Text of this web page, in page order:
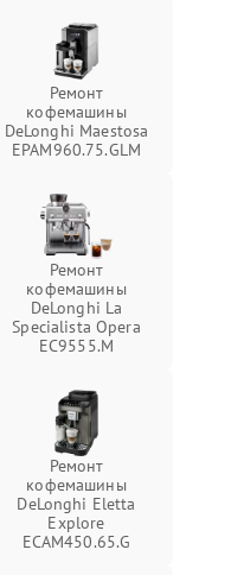
Ремонт
кофемашины
DeLonghi Maestosa
EPAM960.75.GLM
Ремонт
кофемашины
DeLonghi La
Specialista Opera
EC9555.M
Ремонт
кофемашины
DeLonghi Eletta
Explore
ECAM450.65.G